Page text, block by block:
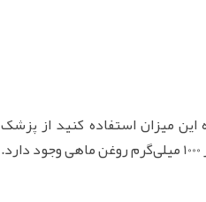
میزان استفاده کنید از پزشک
بخواهید تا مکمل‌های روغن ماهی تجویز کند. در هر قرص از این مکمل‌ها بیش از 1000 میلی‌گرم روغن ماهی وجود دارد.